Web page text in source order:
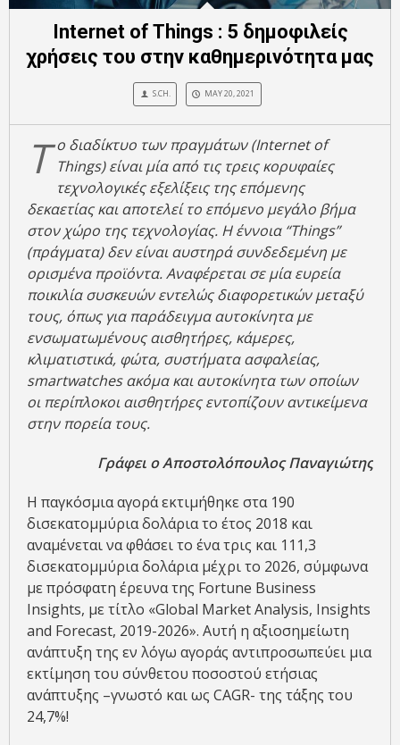
Internet of Things : 5 δημοφιλείς
χρήσεις του στην καθημερινότητα μας
S.CH. MAY 20, 2021
Τ ο διαδίκτυο των πραγμάτων (Internet of
Things) είναι μία από τις τρεις κορυφαίες
τεχνολογικές εξελίξεις της επόμενης
δεκαετίας και αποτελεί το επόμενο μεγάλο βήμα
στον χώρο της τεχνολογίας. Η έννοια “Things”
(πράγματα) δεν είναι αυστηρά συνδεδεμένη με
ορισμένα προϊόντα. Αναφέρεται σε μία ευρεία
ποικιλία συσκευών εντελώς διαφορετικών μεταξύ
τους, όπως για παράδειγμα αυτοκίνητα με
ενσωματωμένους αισθητήρες, κάμερες,
κλιματιστικά, φώτα, συστήματα ασφαλείας,
smartwatches ακόμα και αυτοκίνητα των οποίων
οι περίπλοκοι αισθητήρες εντοπίζουν αντικείμενα
στην πορεία τους.
Γράφει ο Αποστολόπουλος Παναγιώτης
Η παγκόσμια αγορά εκτιμήθηκε στα 190
δισεκατομμύρια δολάρια το έτος 2018 και
αναμένεται να φθάσει τo ένα τρις και 111,3
δισεκατομμύρια δολάρια μέχρι το 2026, σύμφωνα
με πρόσφατη έρευνα της Fortune Business
Insights, με τίτλο «Global Market Analysis, Insights
and Forecast, 2019-2026». Αυτή η αξιοσημείωτη
ανάπτυξη της εν λόγω αγοράς αντιπροσωπεύει μια
εκτίμηση του σύνθετου ποσοστού ετήσιας
ανάπτυξης –γνωστό και ως CAGR- της τάξης του
24,7%!